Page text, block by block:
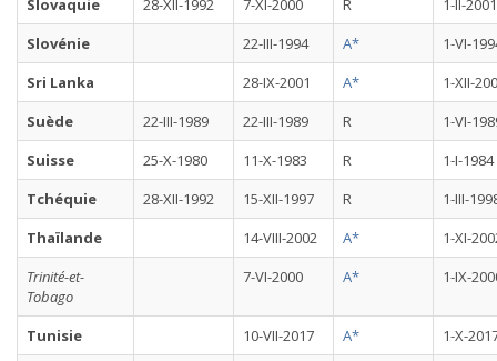
Slovaquie
28-XII-1992 7-XI-2000 R
1-II-2001
Slovénie
22-III-1994 A*
1-VI-
Sri Lanka
28-IX-2001 A*
1-XII-
Suède
22-III-1989 22-III-1989 R
1-VI-
Suisse
25-X-1980 11-X-1983 R
1-I-1984
Tchéquie
28-XII-1992 15-XII-1997 R
1-III-
Thaïlande
14-VIII-2002 A*
1-XI-
Trinité-et-
Tobago
7-VI-2000 A* 1-IX-
Tunisie 10-VII-2017 A*
1-X-